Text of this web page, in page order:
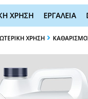
ΧΡΗΣΗ ΕΡΓΑΛΕΙΑ
ΧΡΗΣΗ